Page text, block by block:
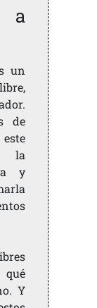
a
un
de
la
y
Y